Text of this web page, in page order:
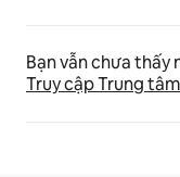
Bạn vẫn chưa thấy
Truy cập Trung